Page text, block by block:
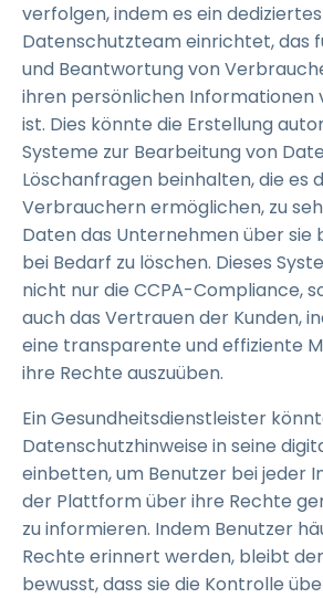
verfolgen, indem es ein dediziertes
Datenschutzteam einrichtet, das
und Beantwortung von
ihren persönlichen
ist. Dies könnte die Erstellung
Systeme zur Bearbeitung von
Löschanfragen beinhalten, die es
Verbrauchern ermöglichen, zu
Daten das Unternehmen über sie
bei Bedarf zu löschen. Dieses
nicht nur die CCPA-Compliance,
auch das Vertrauen der Kunden,
eine transparente und effiziente
ihre Rechte auszuüben.
Ein Gesundheitsdienstleister
Datenschutzhinweise in seine
einbetten, um Benutzer bei jeder
der Plattform über ihre Rechte
zu informieren. Indem Benutzer
Rechte erinnert werden, bleibt
bewusst, dass sie die Kontrolle